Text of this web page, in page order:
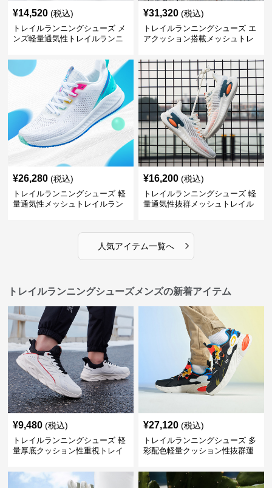
¥14,520 (税込)
トレイルランニングシューズ メ
ンズ軽量通気性トレイルランニ
¥31,320 (税込)
トレイルランニングシューズ エ
アクッション搭載メッシュトレ
¥26,280 (税込)
トレイルランニングシューズ 軽
量通気性メッシュトレイルラン
¥16,200 (税込)
トレイルランニングシューズ 軽
量通気性抜群メッシュトレイル
人気アイテム一覧へ ›
トレイルランニングシューズメンズの新着アイテム
¥9,480 (税込)
トレイルランニングシューズ 軽
量厚底クッション性重視トレイ
¥27,120 (税込)
トレイルランニングシューズ 多
彩配色軽量クッション性抜群運